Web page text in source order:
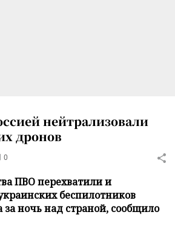
нейтрализовали
дронов
0
ПВО перехватили и
беспилотников
за ночь над страной, сообщило